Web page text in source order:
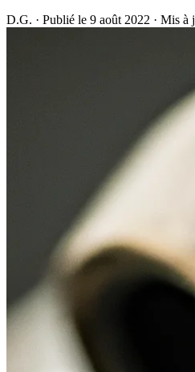
D.G. · Publié le 9 août 2022 · Mis à